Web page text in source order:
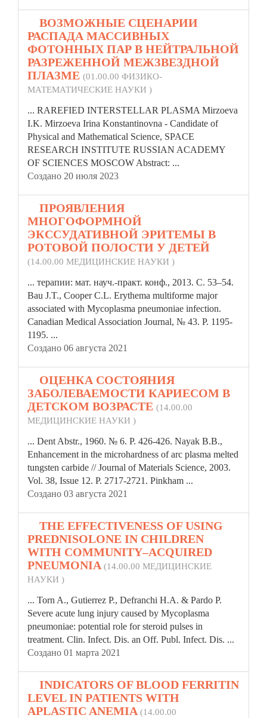
ВОЗМОЖНЫЕ СЦЕНАРИИ
РАСПАДА МАССИВНЫХ
ФОТОННЫХ ПАР В НЕЙТРАЛЬНОЙ
РАЗРЕЖЕННОЙ МЕЖЗВЕЗДНОЙ
ПЛАЗМЕ (01.00.00 ФИЗИКО-
МАТЕМАТИЧЕСКИЕ НАУКИ )
... RAREFIED INTERSTELLAR PLASMA Mirzoeva
I.K. Mirzoeva Irina Konstantinovna - Candidate of
Physical and Mathematical Science, SPACE
RESEARCH INSTITUTE RUSSIAN ACADEMY
OF SCIENCES MOSCOW Abstract: ...
Создано 20 июля 2023
ПРОЯВЛЕНИЯ
МНОГОФОРМНОЙ
ЭКССУДАТИВНОЙ ЭРИТЕМЫ В
РОТОВОЙ ПОЛОСТИ У ДЕТЕЙ
(14.00.00 МЕДИЦИНСКИЕ НАУКИ )
... терапии: мат. науч.-практ. конф., 2013. C. 53–54.
Bau J.T., Cooper C.L. Erythema multiforme major
associated with Mycoplasma pneumoniae infection.
Canadian Medical Association Journal, № 43. P. 1195-
1195. ...
Создано 06 августа 2021
ОЦЕНКА СОСТОЯНИЯ
ЗАБОЛЕВАЕМОСТИ КАРИЕСОМ В
ДЕТСКОМ ВОЗРАСТЕ (14.00.00
МЕДИЦИНСКИЕ НАУКИ )
... Dent Abstr., 1960. № 6. P. 426-426. Nayak B.B.,
Enhancement in the microhardness of arc plasma melted
tungsten carbide // Journal of Materials Science, 2003.
Vol. 38, Issue 12. P. 2717-2721. Pinkham ...
Создано 03 августа 2021
THE EFFECTIVENESS OF USING
PREDNISOLONE IN CHILDREN
WITH COMMUNITY–ACQUIRED
PNEUMONIA (14.00.00 МЕДИЦИНСКИЕ
НАУКИ )
... Torn A., Gutierrez P., Defranchi H.A. & Pardo P.
Severe acute lung injury caused by Mycoplasma
pneumoniae: potential role for steroid pulses in
treatment. Clin. Infect. Dis. an Off. Publ. Infect. Dis. ...
Создано 01 марта 2021
INDICATORS OF BLOOD FERRITIN
LEVEL IN PATIENTS WITH
APLASTIC ANEMIA (14.00.00